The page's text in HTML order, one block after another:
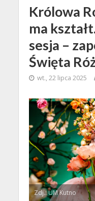
Królowa
ma
sesja –
Święta
wt., 22 lipca 2025
Zdj.: UM Kutno